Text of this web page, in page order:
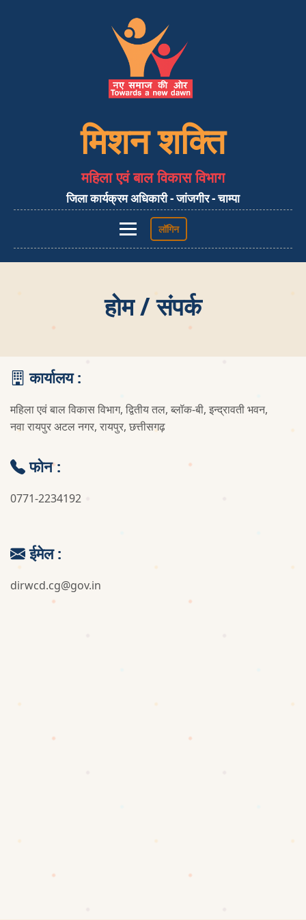
मिशन शक्ति
महिला एवं बाल विकास विभाग
जिला कार्यक्रम अधिकारी - जांजगीर - चाम्पा
लॉगिन
विज्ञापन
संपर्क
होम / संपर्क
कार्यालय :
महिला एवं बाल विकास विभाग, द्वितीय तल, ब्लॉक-बी, इन्द्रावती भवन,
नवा रायपुर अटल नगर, रायपुर, छत्तीसगढ़
फोन :
0771-2234192
ईमेल :
dirwcd.cg@gov.in